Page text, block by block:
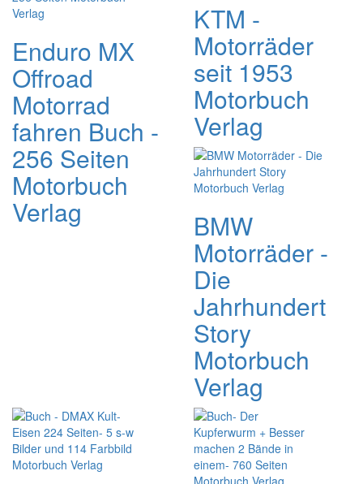
Enduro MX
Offroad
Motorrad
fahren Buch -
256 Seiten
Motorbuch
Verlag
KTM -
Motorräder
seit 1953
Motorbuch
Verlag
BMW
Motorräder -
Die
Jahrhundert
Story
Motorbuch
Verlag